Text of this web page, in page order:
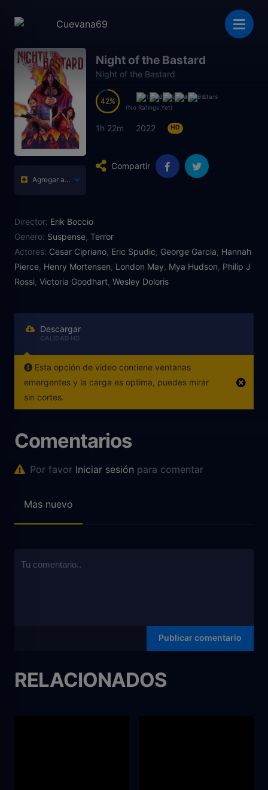
Agregar a...
Night of the Bastard
Night of the Bastard
42
42
(No Ratings Yet)
1h 22m 2022 HD
Compartir
Director: Erik Boccio
Genero: Suspense Terror
Actores: Cesar Cipriano Eric Spudic George Garcia Hannah
Pierce Henry Mortensen London May Mya Hudson Philip J
Rossi Victoria Goodhart Wesley Doloris
Descargar
CALIDAD HD
Esta opción de video contiene ventanas
emergentes y la carga es optima, puedes mirar
sin cortes.
Comentarios
Por favor Iniciar sesión para comentar
Mas nuevo
RELACIONADOS